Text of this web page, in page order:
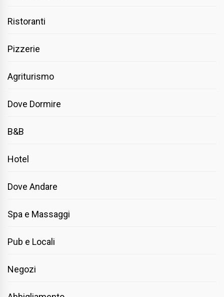
Ristoranti
Pizzerie
Agriturismo
Dove Dormire
B&B
Hotel
Dove Andare
Spa e Massaggi
Pub e Locali
Negozi